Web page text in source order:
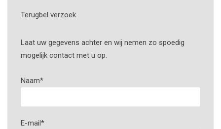
Terugbel verzoek
Laat uw gegevens achter en wij nemen zo spoedig
mogelijk contact met u op.
Naam*
E-mail*